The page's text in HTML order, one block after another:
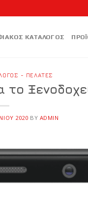
ΚΑΤΑΛΟΓΟΣ
- ΠΕΛΆΤΕΣ
2020 BY ADMIN